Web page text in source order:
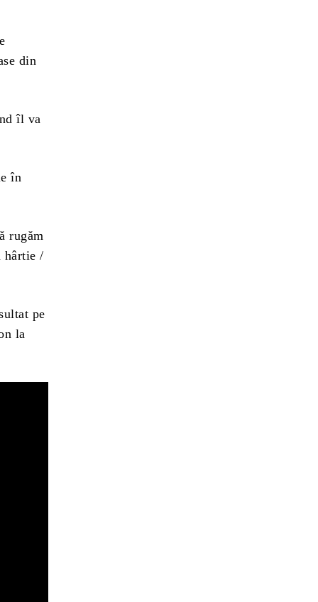
din
îl va
în
rugăm
hârtie /
pe
la